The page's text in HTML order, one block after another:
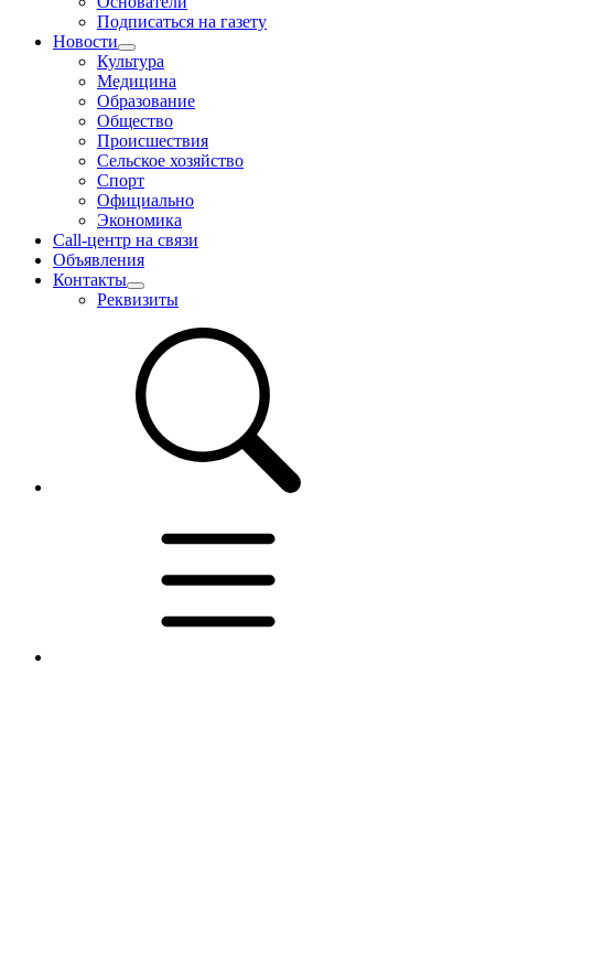
Подписаться на газету
Новости
Культура
Медицина
Образование
Общество
Происшествия
Сельское хозяйство
Спорт
Официально
Экономика
Call-центр на связи
Объявления
Контакты
Реквизиты